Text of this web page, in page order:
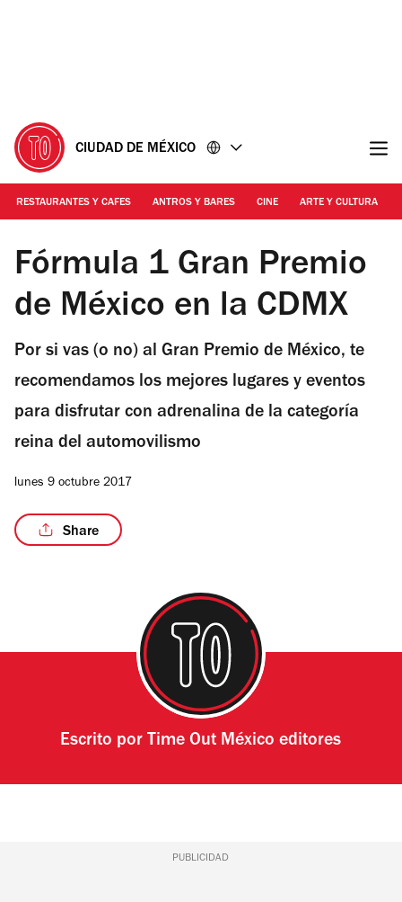
CIUDAD DE MÉXICO
RESTAURANTES Y CAFES ANTROS Y BARES CINE ARTE Y CULTURA
Foto: Victor Santacruz
Fórmula 1 Gran Premio
de México en la CDMX
Por si vas (o no) al Gran Premio de México, te
recomendamos los mejores lugares y eventos
para disfrutar con adrenalina de la categoría
reina del automovilismo
lunes 9 octubre 2017
Share
Escrito por Time Out México editores
PUBLICIDAD